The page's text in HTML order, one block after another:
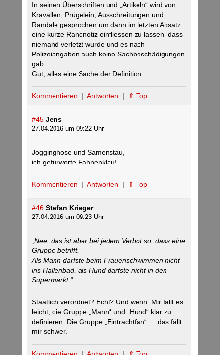
In seinen Überschriften und „Artikeln“ wird von
Kravallen, Prügelein, Ausschreitungen und
Randale gesprochen um dann im letzten Absatz
eine kurze Randnotiz einfliessen zu lassen, dass
niemand verletzt wurde und es nach
Polizeiangaben auch keine Sachbeschädigungen
gab.
Gut, alles eine Sache der Definition.
Kommentieren | Antworten | ⇑ Top
#45 Jens
27.04.2016 um 09:22 Uhr
Jogginghose und Samenstau,
ich gefürworte Fahnenklau!
Kommentieren | Antworten | ⇑ Top
#46 Stefan Krieger
27.04.2016 um 09:23 Uhr
„Nee, das ist aber bei jedem Verbot so, dass eine
Gruppe betrifft.
Als Mann darfste beim Frauenschwimmen nicht
ins Hallenbad, als Hund darfste nicht in den
Supermarkt.“
Staatlich verordnet? Echt? Und wenn: Mir fällt es
leicht, die Gruppe „Mann“ und „Hund“ klar zu
definieren. Die Gruppe „Eintrachtfan“ … das fällt
mir schwer.